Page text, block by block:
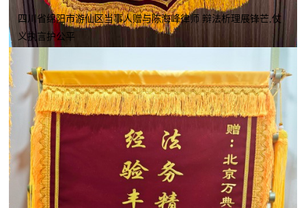
四川省绵阳市游仙区当事人赠与陈海峰律师 辩法析理展锋芒,仗
义执言护公平